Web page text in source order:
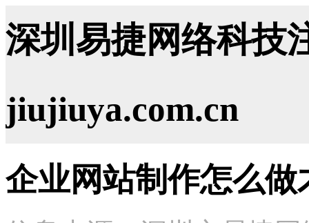
深圳易捷网络科技
jiujiuya.com.cn
企业网站制作怎么